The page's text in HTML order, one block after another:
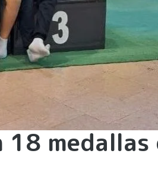
18 medallas